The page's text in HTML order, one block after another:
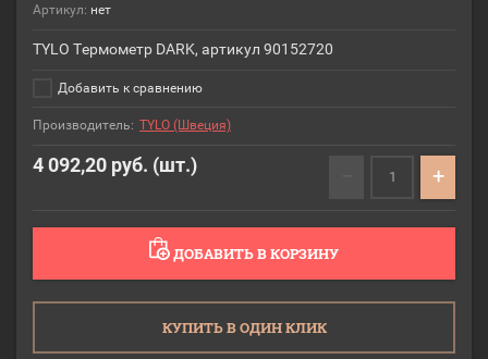
Артикул: нет
TYLO Термометр DARK, артикул 90152720
Добавить к сравнению
Производитель: TYLO (Швеция)
4 092,20 руб. (шт.) +
ДОБАВИТЬ В КОРЗИНУ
КУПИТЬ В ОДИН КЛИК